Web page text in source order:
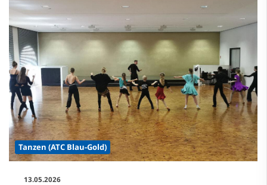
Tanzen (ATC Blau-Gold)
13.05.2026